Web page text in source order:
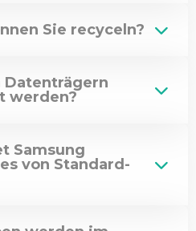
Sie recyceln?
Datenträgern
werden?
Samsung
von Standard-